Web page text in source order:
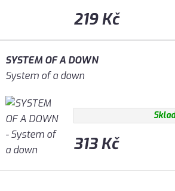
219 Kč
SYSTEM OF A DOWN
System of a down
313 Kč